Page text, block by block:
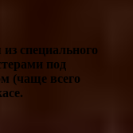
специального
под
(чаще всего